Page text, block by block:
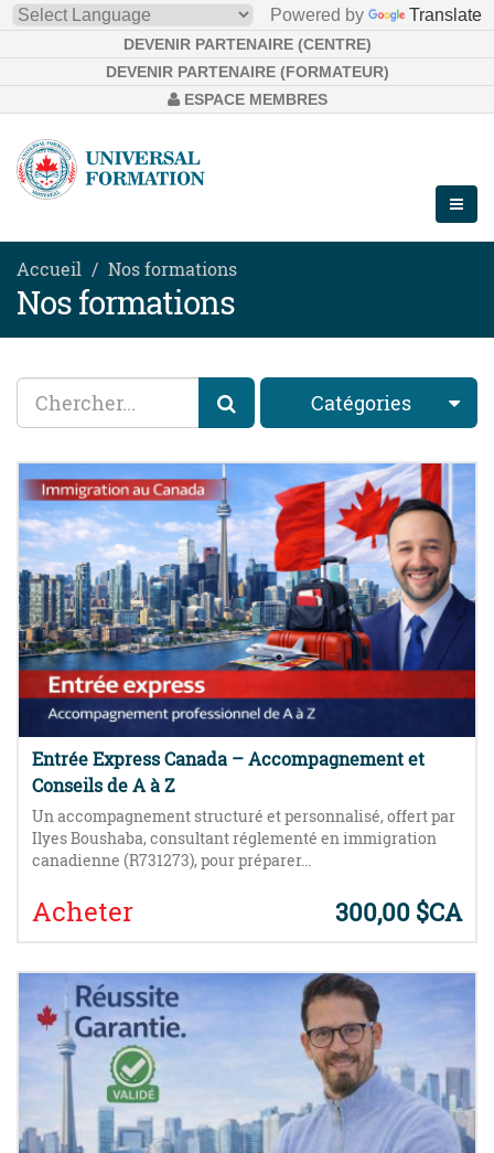
Powered by Translate
DEVENIR PARTENAIRE (CENTRE)
DEVENIR PARTENAIRE (FORMATEUR)
ESPACE MEMBRES
Accueil Nos formations
Nos formations
Catégories
Entrée Express Canada – Accompagnement et
Conseils de A à Z
Un accompagnement structuré et personnalisé, offert par
Ilyes Boushaba, consultant réglementé en immigration
canadienne (R731273), pour préparer...
Acheter 300,00 $CA